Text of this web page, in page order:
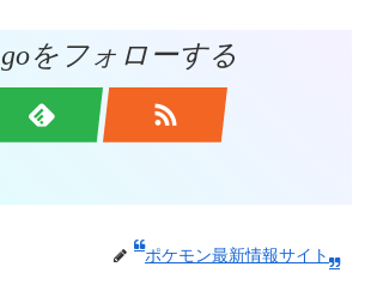
をフォローする
ポケモン最新情報サイト